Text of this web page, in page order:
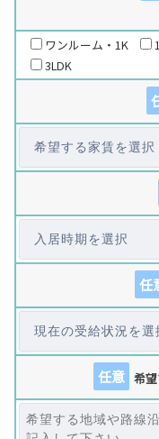
ワンルーム・1K
3LDK
任
任意 希